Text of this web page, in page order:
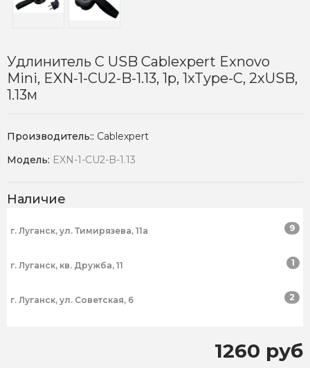
Удлинитель С USB Cablexpert Exnovo
Mini, EXN-1-CU2-B-1.13, 1р, 1xType-C, 2хUSB,
1.13м
Производитель:: Cablexpert
Модель: EXN-1-CU2-B-1.13
Наличие
г. Луганск, ул. Тимирязева, 11а 9
г. Луганск, кв. Дружба, 11 1
г. Луганск, ул. Советская, 6 2
1260 руб